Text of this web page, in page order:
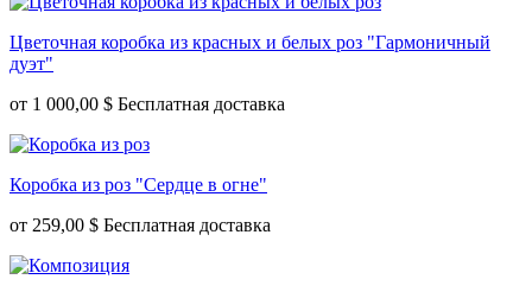
Цветочная коробка из красных и белых роз "Гармоничный
дуэт"
от 1 000,00 $
Коробка из роз "Сердце в огне"
от 259,00 $